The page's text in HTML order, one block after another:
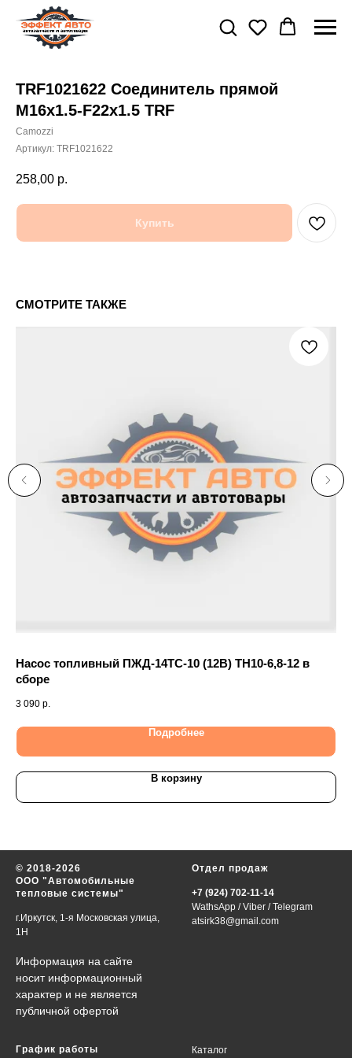
TRF1021622 Соединитель прямой
M16x1.5-F22x1.5 TRF
Camozzi
Артикул: TRF1021622
258,00 р.
Купить
СМОТРИТЕ ТАКЖЕ
Насос топливный ПЖД-14ТС-10 (12В) ТН10-6,8-12 в
сборе
3 090 р.
Подробнее
В корзину
© 2018-2026
ООО "Автомобильные
тепловые системы"
г.Иркутск, 1-я Московская улица,
1Н
Информация на сайте
носит информационный
характер и не является
публичной офертой
Отдел продаж
+7 (924) 702-11-14
WathsApp /Viber /Telegram
atsirk38@gmail.com
График работы Каталог